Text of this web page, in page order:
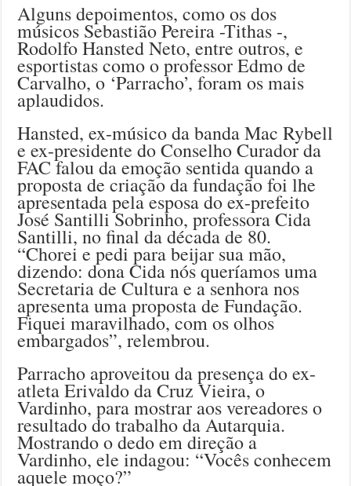
Alguns depoimentos, como os dos
músicos Sebastião Pereira -Tithas -,
Rodolfo Hansted Neto, entre outros, e
esportistas como o professor Edmo de
Carvalho, o ‘Parracho’, foram os mais
aplaudidos.
Hansted, ex-músico da banda Mac Rybell
e ex-presidente do Conselho Curador da
FAC falou da emoção sentida quando a
proposta de criação da fundação foi lhe
apresentada pela esposa do ex-prefeito
José Santilli Sobrinho, professora Cida
Santilli, no final da década de 80.
“Chorei e pedi para beijar sua mão,
dizendo: dona Cida nós queríamos uma
Secretaria de Cultura e a senhora nos
apresenta uma proposta de Fundação.
Fiquei maravilhado, com os olhos
embargados”, relembrou.
Parracho aproveitou da presença do ex-
atleta Erivaldo da Cruz Vieira, o
Vardinho, para mostrar aos vereadores o
resultado do trabalho da Autarquia.
Mostrando o dedo em direção a
Vardinho, ele indagou: “Vocês conhecem
aquele moço?”